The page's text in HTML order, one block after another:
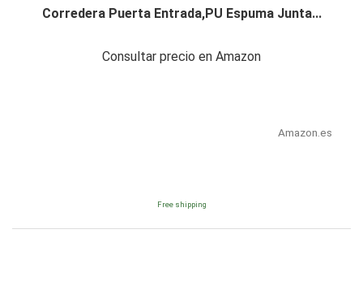
Corredera Puerta Entrada,PU Espuma Junta...
Consultar precio en Amazon
Amazon.es
Free shipping